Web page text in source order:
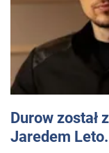
Durow został
Jaredem